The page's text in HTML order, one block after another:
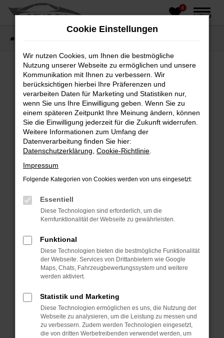
Zum
0
MENÜ
Fehler: Network Error
Beim Laden ist ein Fehler aufgetreten.
Hier sind ein paar Tipps, die dir helfen können:
Überprüfe deine Firewall und deine
Internetverbindung.
Laden andere Webseiten, zum Beispiel deine
Suchmaschine?
Prüfe deine Browsererweiterungen.
können das Laden bestimmter Seiten
verhindern. Funktioniert die Seite in einem
Fenster?
Starte dein Gerät neu.
Das kann manchmal helfen, vorübergehende
Probleme zu beheben.
Betriebssystem auf dem neuesten Stand
sind.
Veraltete Software birgt nicht nur ein
Sicherheitsrisiko, sondern kann auch dazu
Cookie Einstellungen
Wir nutzen Cookies, um Ihnen die bestmögliche
Nutzung unserer Webseite zu ermöglichen und unsere
Kommunikation mit Ihnen zu verbessern. Wir
berücksichtigen hierbei Ihre Präferenzen und
verarbeiten Daten für Marketing und Statistiken nur,
wenn Sie uns Ihre Einwilligung geben. Wenn Sie zu
einem späteren Zeitpunkt Ihre Meinung ändern, können
Sie die Einwilligung jederzeit für die Zukunft widerrufen.
Weitere Informationen zum Umfang der
Datenverarbeitung finden Sie hier:
Datenschutzerklärung Cookie-Richtlinie
Impressum
Folgende Kategorien von Cookies werden von uns eingesetzt:
Essentiell
Diese Technologien sind erforderlich, um die
Kernfunktionalität der Webseite zu gewährleisten.
Funktional
Diese Technologien bieten die bestmögliche Funktionalität
der Webseite. Services von Drittanbietern wie Google
Maps, Chats, Fahrzeugbewertungssystem und weitere
werden aktiviert.
Statistik und Marketing
Diese Technologien ermöglichen es uns, die Nutzung der
Webseite zu analysieren, um die Leistung zu messen und
zu verbessern. Zudem werden Technologien eingesetzt,
die von dritten Werbetreibenden verwendet werden, um